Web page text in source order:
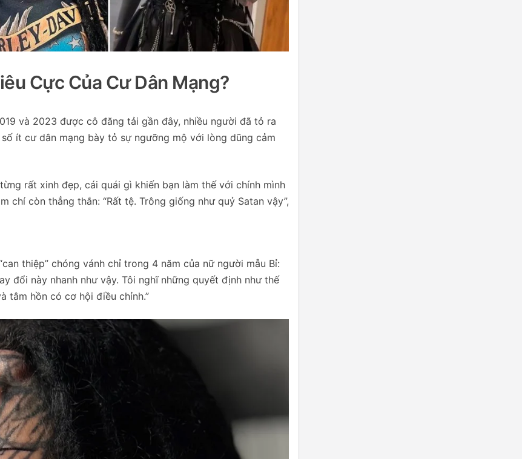
Cực Của Cư Dân Mạng?
và 2023 được cô đăng tải gần đây, nhiều người đã tỏ ra
ít cư dân mạng bày tỏ sự ngưỡng mộ với lòng dũng cảm
rất xinh đẹp, cái quái gì khiến bạn làm thế với chính mình
chí còn thẳng thắn: “Rất tệ. Trông giống như quỷ Satan vậy”,
thiệp” chóng vánh chỉ trong 4 năm của nữ người mẫu Bỉ:
đổi này nhanh như vậy. Tôi nghĩ những quyết định như thế
tâm hồn có cơ hội điều chỉnh.”